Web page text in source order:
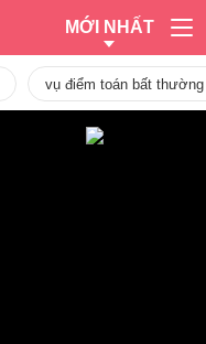
MỚI NHẤT
vụ điểm toán bất